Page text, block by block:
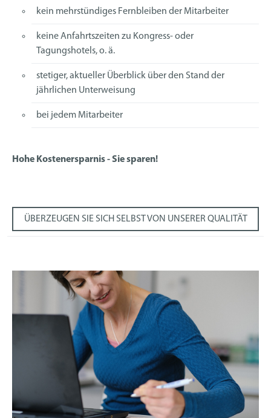
kein mehrstündiges Fernbleiben der Mitarbeiter
keine Anfahrtszeiten zu Kongress- oder
Tagungshotels, o. ä.
stetiger, aktueller Überblick über den Stand der
jährlichen Unterweisung
bei jedem Mitarbeiter
Hohe Kostenersparnis - Sie sparen!
ÜBERZEUGEN SIE SICH SELBST VON UNSERER QUALITÄT